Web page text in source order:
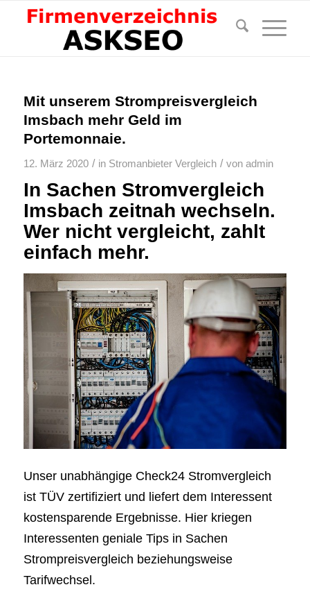
Mit unserem Strompreisvergleich
Imsbach mehr Geld im
Portemonnaie.
12. März 2020 / in Stromanbieter Vergleich / von admin
In Sachen Stromvergleich
Imsbach zeitnah wechseln.
Wer nicht vergleicht, zahlt
einfach mehr.
Unser unabhängige Check24 Stromvergleich
ist TÜV zertifiziert und liefert dem Interessent
kostensparende Ergebnisse. Hier kriegen
Interessenten geniale Tips in Sachen
Strompreisvergleich beziehungsweise
Tarifwechsel.